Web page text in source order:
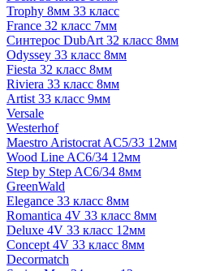
Trophy 8мм 33 класс
France 32 класс 7мм
Синтерос DubArt 32 класс 8мм
Odyssey 33 класс 8мм
Fiesta 32 класс 8мм
Riviera 33 класс 8мм
Artist 33 класс 9мм
Versale
Westerhof
Maestro Aristocrat AC5/33 12мм
Wood Line AC6/34 12мм
Step by Step AC6/34 8мм
GreenWald
Elegance 33 класс 8мм
Romantica 4V 33 класс 8мм
Deluxe 4V 33 класс 12мм
Concept 4V 33 класс 8мм
Decormatch